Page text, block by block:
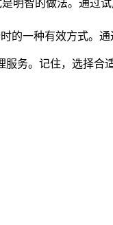
明智的做法。通过
的一种有效方式。
务。记住，选择